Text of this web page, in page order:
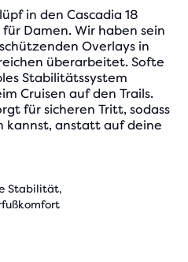
in den Cascadia 18
Damen. Wir haben sein
Overlays in
überarbeitet. Softe
Stabilitätssystem
Cruisen auf den Trails.
für sicheren Tritt, sodass
kannst, anstatt auf deine
Stabilität,